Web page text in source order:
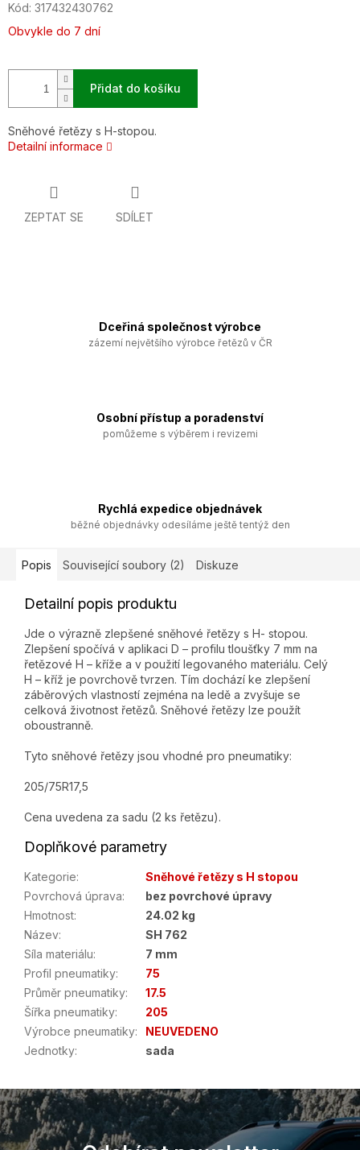
cena:
Kód: 317432430762
Obvykle do 7 dní
Přidat do košíku
Sněhové řetězy s H-stopou.
Detailní informace
ZEPTAT SE SDÍLET
Dceřiná společnost výrobce
zázemí největšího výrobce řetězů v ČR
Osobní přístup a poradenství
pomůžeme s výběrem i revizemi
Rychlá expedice objednávek
běžné objednávky odesíláme ještě tentýž den
Popis Související soubory (2) Diskuze
Detailní popis produktu
Jde o výrazně zlepšené sněhové řetězy s H- stopou.
Zlepšení spočívá v aplikaci D – profilu tloušťky 7 mm na
řetězové H – kříže a v použití legovaného materiálu. Celý
H – kříž je povrchově tvrzen. Tím dochází ke zlepšení
záběrových vlastností zejména na ledě a zvyšuje se
celková životnost řetězů. Sněhové řetězy lze použít
oboustranně.
Tyto sněhové řetězy jsou vhodné pro pneumatiky:
205/75R17,5
Cena uvedena za sadu (2 ks řetězu).
Doplňkové parametry
Kategorie:
Sněhové řetězy s H stopou
Povrchová úprava:
bez povrchové úpravy
Hmotnost:
24.02 kg
Název:
SH 762
Síla materiálu:
7 mm
Profil pneumatiky:
75
Průměr pneumatiky:
17.5
Šířka pneumatiky:
205
Výrobce pneumatiky:
NEUVEDENO
Jednotky: sada
Z
á
p